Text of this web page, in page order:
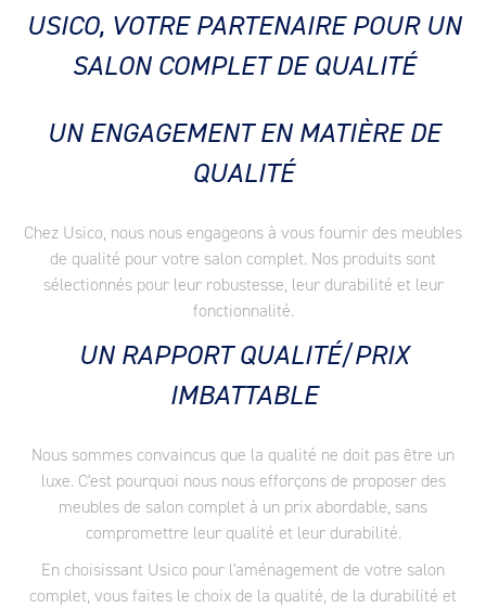
USICO, VOTRE PARTENAIRE POUR UN
SALON COMPLET DE QUALITÉ
UN ENGAGEMENT EN MATIÈRE DE
QUALITÉ
Chez Usico, nous nous engageons à vous fournir des meubles
de qualité pour votre salon complet. Nos produits sont
sélectionnés pour leur robustesse, leur durabilité et leur
fonctionnalité.
UN RAPPORT QUALITÉ/PRIX
IMBATTABLE
Nous sommes convaincus que la qualité ne doit pas être un
luxe. C'est pourquoi nous nous efforçons de proposer des
meubles de salon complet à un prix abordable, sans
compromettre leur qualité et leur durabilité.
En choisissant Usico pour l'aménagement de votre salon
complet, vous faites le choix de la qualité, de la durabilité et